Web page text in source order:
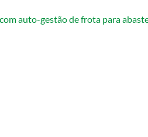
auto-gestão de frota para